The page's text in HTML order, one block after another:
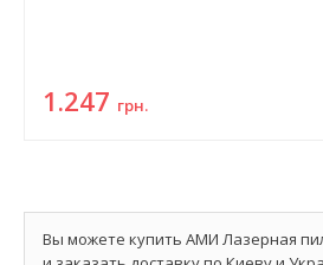
1.247 грн.
Вы можете купить АМИ Лазерная